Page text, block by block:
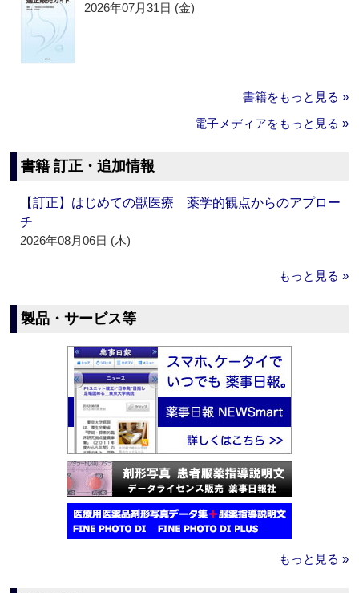
2026年07月31日 (金)
書籍をもっと見る »
電子メディアをもっと見る »
書籍 訂正・追加情報
【訂正】はじめての獣医療 薬学的観点からのアプロー
チ
2026年08月06日 (木)
もっと見る »
製品・サービス等
もっと見る »